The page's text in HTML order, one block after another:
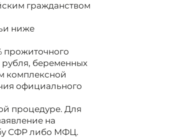
гражданством
ниже
прожиточного
рубля, беременных
комплексной
официального
процедуре. Для
на
СФР либо МФЦ.